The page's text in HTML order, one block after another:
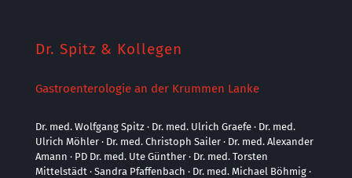
Dr. Spitz & Kollegen
Gastroenterologie an der Krummen Lanke
Dr. med. Wolfgang Spitz · Dr. med. Ulrich Graefe · Dr. med.
Ulrich Möhler · Dr. med. Christoph Sailer · Dr. med. Alexander
Amann · PD Dr. med. Ute Günther · Dr. med. Torsten
Mittelstädt · Sandra Pfaffenbach · Dr. med. Michael Böhmig ·